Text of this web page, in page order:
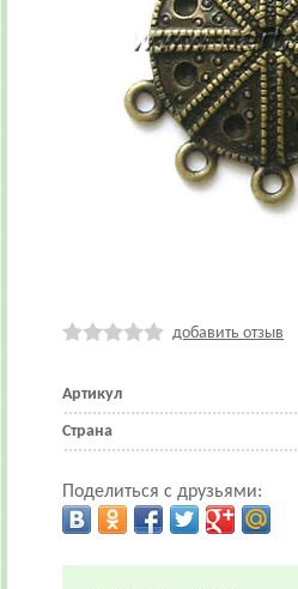
добавить отзыв
Артикул
Страна
Поделиться с друзьями: